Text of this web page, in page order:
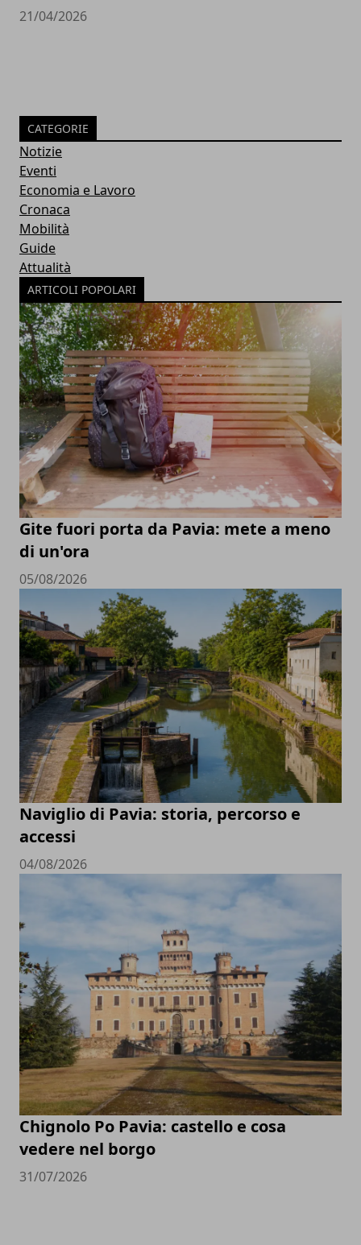
21/04/2026
CATEGORIE
Notizie
Eventi
Economia e Lavoro
Cronaca
Mobilità
Guide
Attualità
ARTICOLI POPOLARI
Gite fuori porta da Pavia: mete a meno
di un'ora
05/08/2026
Naviglio di Pavia: storia, percorso e
accessi
04/08/2026
Chignolo Po Pavia: castello e cosa
vedere nel borgo
31/07/2026